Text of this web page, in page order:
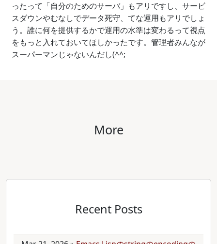
ったって「自分のためのサーバ」もアリですし、サービ
スダウンやむなしでデータ死守、てな運用もアリでしょ
う。誰に何を提供するかで運用の水準は変わるって視点
をもっと入れておいてほしかったです。管理者みんなが
スーパーマンじゃないんだし(^^;
More
Recent Posts